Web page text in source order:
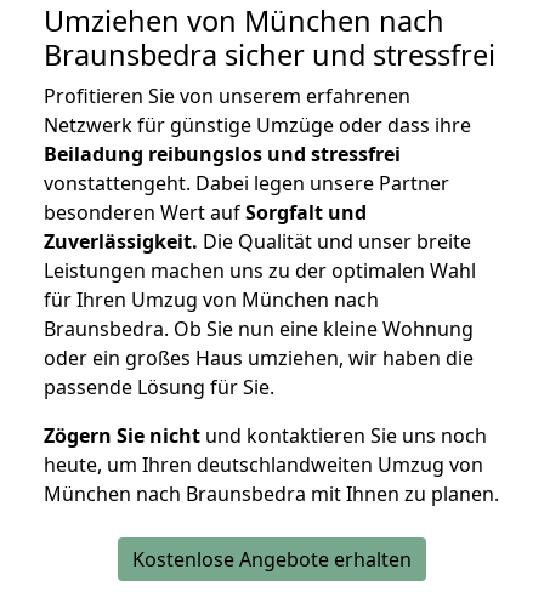
Umziehen von München nach
Braunsbedra sicher und stressfrei
Profitieren Sie von unserem erfahrenen
Netzwerk für günstige Umzüge oder dass ihre
Beiladung reibungslos und stressfrei
vonstattengeht. Dabei legen unsere Partner
besonderen Wert aufSorgfalt und
Zuverlässigkeit. Die Qualität und unser breite
Leistungen machen uns zu der optimalen Wahl
für Ihren Umzug von München nach
Braunsbedra. Ob Sie nun eine kleine Wohnung
oder ein großes Haus umziehen, wir haben die
passende Lösung für Sie.
Zögern Sie nicht und kontaktieren Sie uns noch
heute, um Ihren deutschlandweiten Umzug von
München nach Braunsbedra mit Ihnen zu planen.
Kostenlose Angebote erhalten